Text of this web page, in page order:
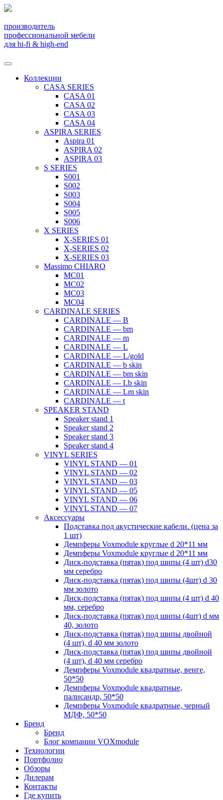
производитель
профессиональной мебели
для hi-fi & high-end
Коллекции
CASA SERIES
CASA 01
CASA 02
CASA 03
CASA 04
ASPIRA SERIES
Aspira 01
ASPIRA 02
ASPIRA 03
S SERIES
S001
S002
S003
S004
S005
S006
X SERIES
X-SERIES 01
X-SERIES 02
X-SERIES 03
Massimo CHIARO
MC01
MC02
MC03
MC04
CARDINALE SERIES
CARDINALE — B
CARDINALE — bm
CARDINALE — m
CARDINALE — L
CARDINALE — L/gold
CARDINALE — b skin
CARDINALE — bm skin
CARDINALE — Lb skin
CARDINALE — Lm skin
CARDINALE — t
SPEAKER STAND
Speaker stand 1
Speaker stand 2
Speaker stand 3
Speaker stand 4
VINYL SERIES
VINYL STAND — 01
VINYL STAND — 02
VINYL STAND — 03
VINYL STAND — 05
VINYL STAND — 06
VINYL STAND — 07
Аксессуары
Подставка под акустические кабели. (цена за
1 шт)
Демпферы Voxmodule круглые d 20*11 мм
Демпферы Voxmodule круглые d 20*11 мм
Диск-подставка (пятак) под шипы (4 шт) d30
мм серебро
Диск-подставка (пятак) под шипы (4шт) d 30
мм золото
Диск-подставка (пятак) под шипы (4 шт) d 40
мм, серебро
Диск-подставка (пятак) под шипы (4шт) d мм
40, золото
Диск-подставка (пятак) под шипы двойной
(4 шт), d 40 мм золото
Диск-подставка (пятак) под шипы двойной
(4 шт), d 40 мм серебро
Демпферы Voxmodule квадратные, венге,
50*50
Демпферы Voxmodule квадратные,
палисандр, 50*50
Демпферы Voxmodule квадратные, черный
МДФ, 50*50
Бренд
Бренд
Блог компании VOXmodule
Технологии
Портфолио
Обзоры
Дилерам
Контакты
Где купить